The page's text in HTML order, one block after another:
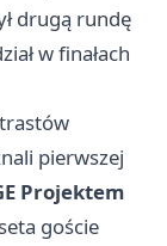
drugą rundę
w finałach
pierwszej
Projektem
goście